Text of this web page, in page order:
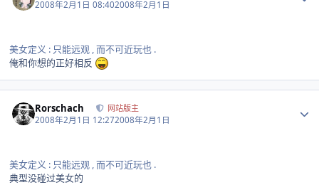
2008年2月1日 08:402008年2月1日
美女定义 : 只能远观 , 而不可近玩也 .
俺和你想的正好相反
Rorschach 网站版主
2008年2月1日 12:272008年2月1日
美女定义 : 只能远观 , 而不可近玩也 .
典型没碰过美女的